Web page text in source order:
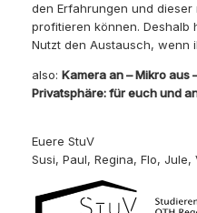
den Erfahrungen und
profitieren können. Deshalb
Nutzt den Austausch, wenn
also: Kamera an – Mikro aus
Privatsphäre: für euch und
Euere StuV
Susi, Paul, Regina, Flo, Jule,